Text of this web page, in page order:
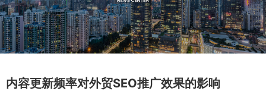
内容更新频率对外贸SEO推广效果的影响